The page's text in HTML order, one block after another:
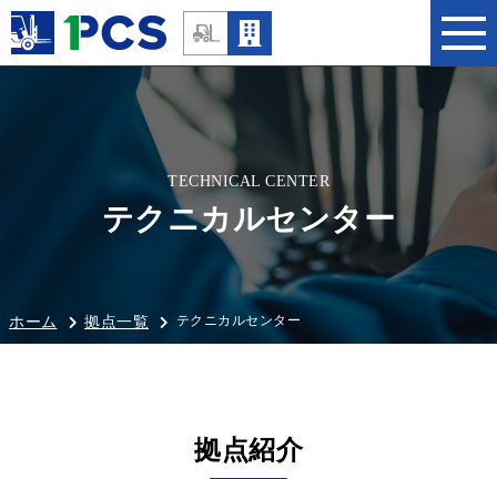
TECHNICAL CENTER
テクニカルセンター
ホーム 拠点一覧 テクニカルセンター
拠点紹介